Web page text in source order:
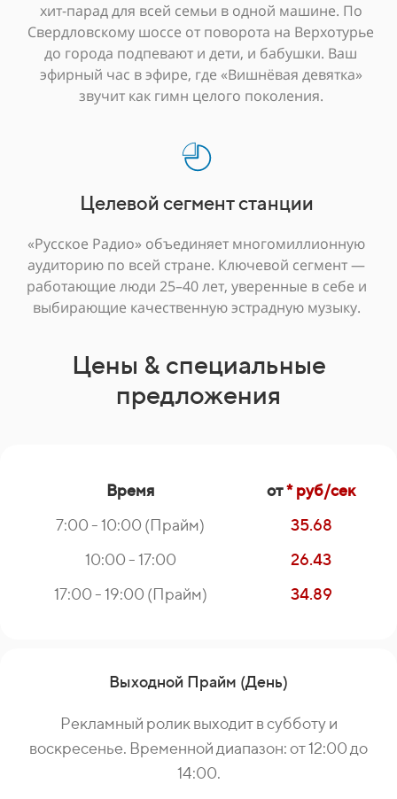
хит-парад для всей семьи в одной машине. По
Свердловскому шоссе от поворота на Верхотурье
до города подпевают и дети, и бабушки. Ваш
эфирный час в эфире, где «Вишнёвая девятка»
звучит как гимн целого поколения.
Целевой сегмент станции
«Русское Радио» объединяет многомиллионную
аудиторию по всей стране. Ключевой сегмент —
работающие люди 25–40 лет, уверенные в себе и
выбирающие качественную эстрадную музыку.
Цены & специальные
предложения
Время от* руб/сек
7:00 - 10:00 (Прайм)
35.68
10:00 - 17:00
26.43
17:00 - 19:00 (Прайм)
34.89
Выходной Прайм (День)
Рекламный ролик выходит в субботу и
воскресенье. Временной диапазон: от 12:00 до
14:00.